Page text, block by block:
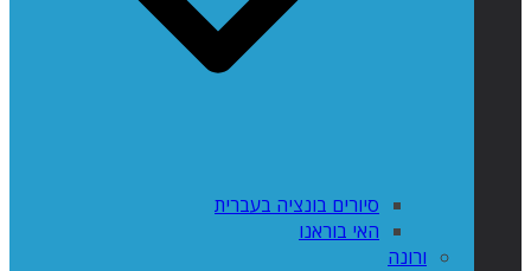
סיורים בונציה בעברית
האי בוראנו
ורונה